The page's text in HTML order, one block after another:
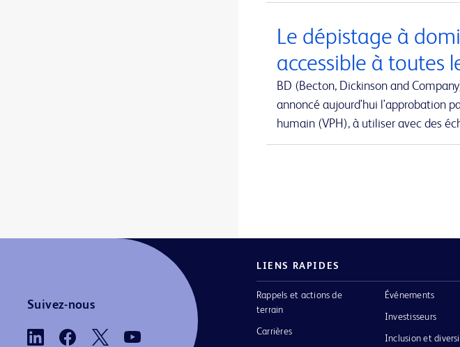
Aiguilles Jamshidi™ à poignée en T
Aiguilles d’aspiration de moelle osseuse sternale iliaque Illinois
Aiguilles d’aspiration et biopsie de moelle osseuse Jamshidi™ originales
Le dépistage à
accessible à toutes
BD (Becton, Dickinson and
annoncé aujourd'hui l'approbation
humain (VPH), à utiliser avec des
Suivez-nous
LIENS RAPIDES
Rappels et actions de
terrain
Carrières
Événements
Investisseurs
Inclusion et